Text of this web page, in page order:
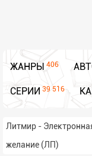
ЖАНРЫ 406
СЕРИИ 39 516
Литмир -
желание (ЛП)